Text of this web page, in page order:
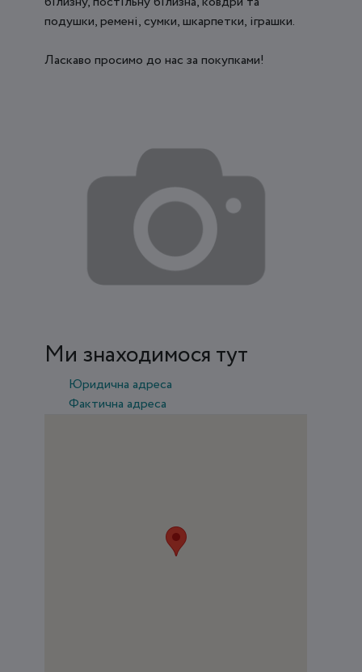
подушки, ремені, сумки, шкарпетки, іграшки.
Ласкаво просимо до нас за покупками!
Ми знаходимося тут
Юридична адреса
Фактична адреса